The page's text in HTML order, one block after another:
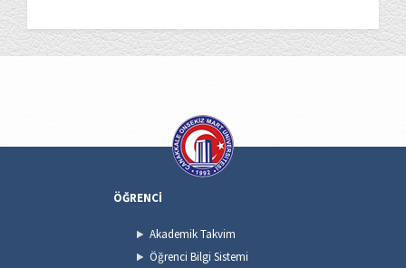
ÖĞRENCİ
Akademik Takvim
Öğrenci Bilgi Sistemi